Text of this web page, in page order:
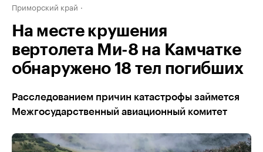
Приморский край
На месте крушения
вертолета Ми-8 на Камчатке
обнаружено 18 тел погибших
Расследованием причин катастрофы займется
Межгосударственный авиационный комитет